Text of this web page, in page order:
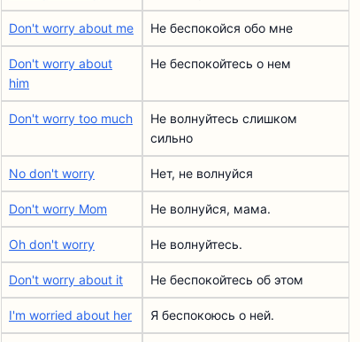
Don't worry about me Не беспокойся обо мне
Don't worry about
him
Не беспокойтесь о нем
Don't worry too much
Не волнуйтесь слишком
сильно
No don't worry Нет, не волнуйся
Don't worry Mom Не волнуйся, мама.
Oh don't worry Не волнуйтесь.
Don't worry about it Не беспокойтесь об этом
I'm worried about her Я беспокоюсь о ней.